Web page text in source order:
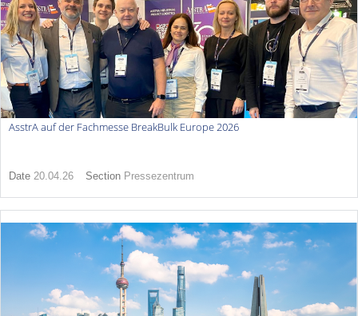
AsstrA auf der Fachmesse BreakBulk Europe 2026
Date 20.04.26 Section Pressezentrum